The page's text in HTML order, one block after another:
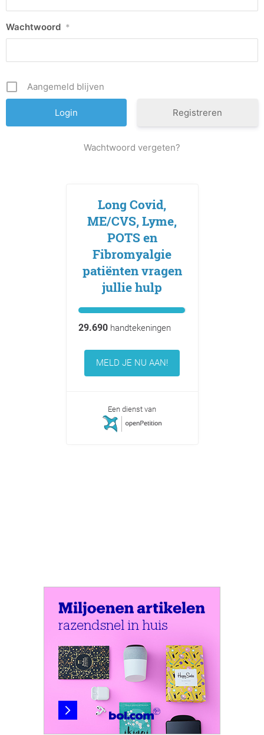
Wachtwoord *
Aangemeld blijven
Registreren
Wachtwoord vergeten?
Long Covid,
ME/CVS, Lyme,
POTS en
Fibromyalgie
patiënten vragen
jullie hulp
29.690handtekeningen
MELD JE NU AAN!
Een dienst van